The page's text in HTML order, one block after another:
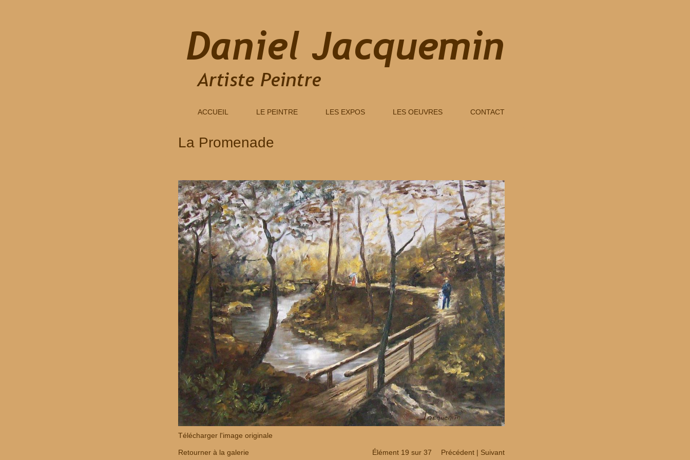
ACCUEIL LE PEINTRE LES EXPOS LES OEUVRES CONTACT
La Promenade
Télécharger l'image originale
Retourner à la galerie Élément 19 sur 37 Précédent | Suivant